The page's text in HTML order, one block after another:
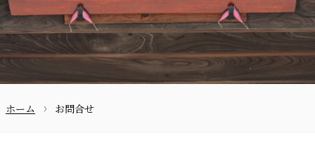
ギャラリー
お問合せ
ホーム お問合せ